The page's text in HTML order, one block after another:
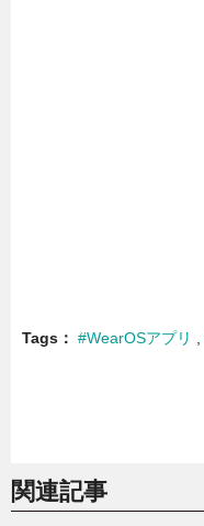
Tags #WearOSアプリ
関連記事